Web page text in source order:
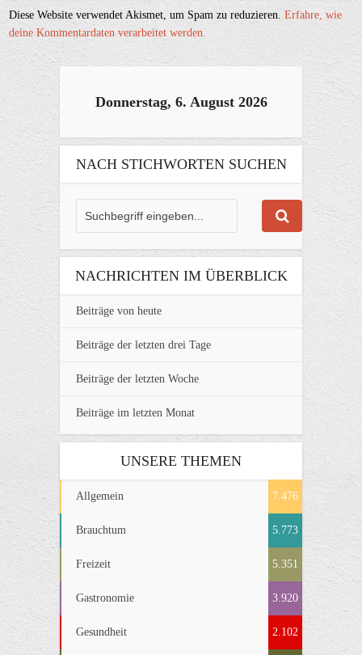
Diese Website verwendet Akismet, um Spam zu reduzieren.Erfahre, wie
deine Kommentardaten verarbeitet werden.
Donnerstag, 6. August 2026
NACH STICHWORTEN SUCHEN
NACHRICHTEN IM ÜBERBLICK
Beiträge von heute
Beiträge der letzten drei Tage
Beiträge der letzten Woche
Beiträge im letzten Monat
UNSERE THEMEN
Allgemein 7.476
Brauchtum 5.773
Freizeit 5.351
Gastronomie 3.920
Gesundheit 2.102